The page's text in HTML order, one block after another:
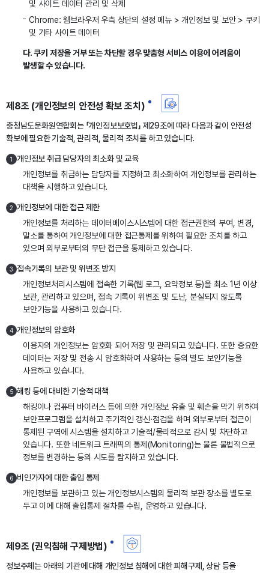
및 사이트 데이터 관리 및 삭제
Chrome: 웹브라우저 우측 상단의 설정 메뉴 > 개인정보 및 보안 > 쿠키
및 기타 사이트 데이터
다. 쿠키 저장을 거부 또는 차단할 경우 맞춤형 서비스 이용에 어려움이
발생할 수 있습니다.
제8조 (개인정보의 안전성 확보 조치)
충청남도문화원연합회는 「개인정보보호법」 제29조에 따라 다음과 같이 안전성
확보에 필요한 기술적, 관리적, 물리적 조치를 하고 있습니다.
1
개인정보 취급 담당자의 최소화 및 교육
개인정보를 취급하는 담당자를 지정하고 최소화하여 개인정보를 관리하는
대책을 시행하고 있습니다.
2 개인정보에 대한 접근 제한
개인정보를 처리하는 데이터베이스시스템에 대한 접근권한의 부여, 변경,
말소를 통하여 개인정보에 대한 접근통제를 위하여 필요한 조치를 하고
있으며 외부로부터의 무단 접근을 통제하고 있습니다.
3
접속기록의 보관 및 위변조 방지
개인정보처리시스템에 접속한 기록(웹 로그, 요약정보 등)을 최소 1년 이상
보관, 관리하고 있으며, 접속 기록이 위변조 및 도난, 분실되지 않도록
보안기능을 사용하고 있습니다.
4 개인정보의 암호화
이용자의 개인정보는 암호화 되어 저장 및 관리되고 있습니다. 또한 중요한
데이터는 저장 및 전송 시 암호화하여 사용하는 등의 별도 보안기능을
사용하고 있습니다.
5 해킹 등에 대비한 기술적 대책
해킹이나 컴퓨터 바이러스 등에 의한 개인정보 유출 및 훼손을 막기 위하여
보안프로그램을 설치하고 주기적인 갱신·점검을 하며 외부로부터 접근이
통제된 구역에 시스템을 설치하고 기술적/물리적으로 감시 및 차단하고
있습니다. 또한 네트워크 트래픽의 통제(Monitoring)는 물론 불법적으로
정보를 변경하는 등의 시도를 탐지하고 있습니다.
6
비인가자에 대한 출입 통제
개인정보를 보관하고 있는 개인정보시스템의 물리적 보관 장소를 별도로
두고 이에 대해 출입통제 절차를 수립, 운영하고 있습니다.
제9조 (권익침해 구제방법)
정보주체는 아래의 기관에 대해 개인정보 침해에 대한 피해구제, 상담 등을